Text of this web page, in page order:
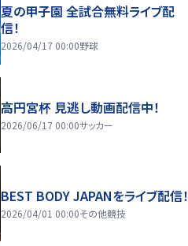
夏の甲子園 全試合無料ライブ配
信！
2026/04/17 00:00野球
高円宮杯 見逃し動画配信中！
2026/06/17 00:00サッカー
BEST BODY JAPANをライブ配信！
2026/04/01 00:00その他競技